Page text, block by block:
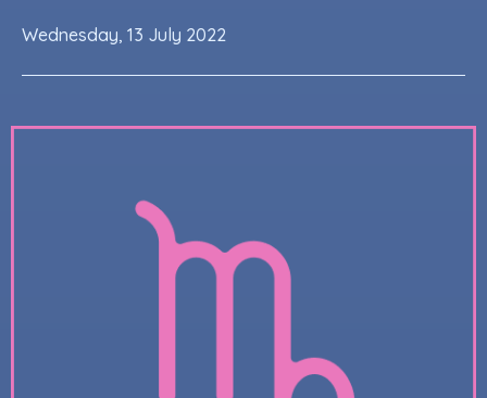
Wednesday, 13 July 2022